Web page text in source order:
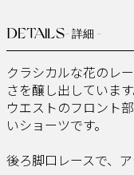
DETAILS- 詳細 -
クラシカルな花のレ
さを醸し出しています
ウエストのフロント
いショーツです。
後ろ脚口レースで、